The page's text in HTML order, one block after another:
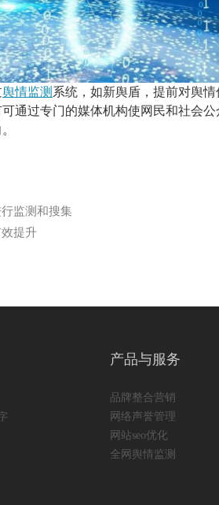
舆情监测 系统，如新舆盾，提前对舆
通过专门的媒体机构使网民和社会公
监测和搜集
提升
产品与服务
品牌整合营销
网络声誉管理
网站seo优化
全网舆情监测